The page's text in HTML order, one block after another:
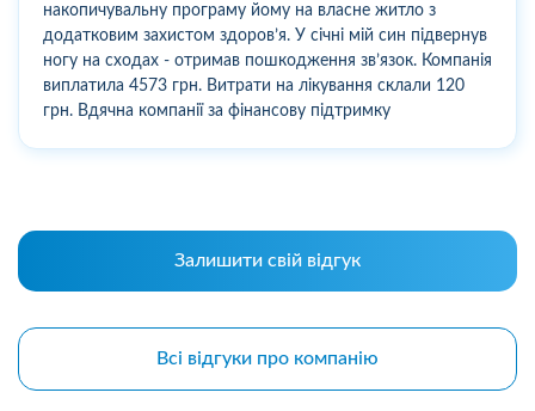
накопичувальну програму йому на власне житло з
додатковим захистом здоров’я. У січні мій син підвернув
ногу на сходах - отримав пошкодження зв’язок. Компанія
виплатила 4573 грн. Витрати на лікування склали 120
грн. Вдячна компанії за фінансову підтримку
Залишити свій відгук
Всі відгуки про компанію